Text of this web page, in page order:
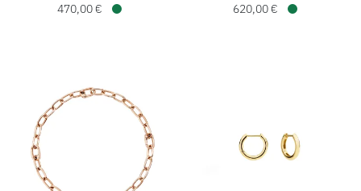
470,00 €
620,00 €